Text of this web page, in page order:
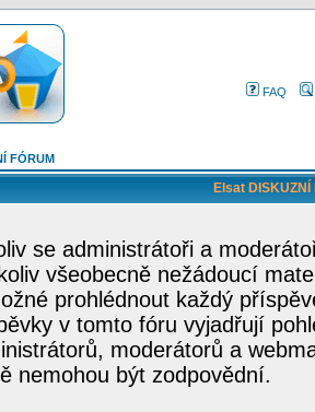
FAQ
FÓRUM
Elsat
se administrátoři a
všeobecně nežádoucí
prohlédnout každý
v tomto fóru vyjadřují
moderátorů a
nemohou být zodpovědní.